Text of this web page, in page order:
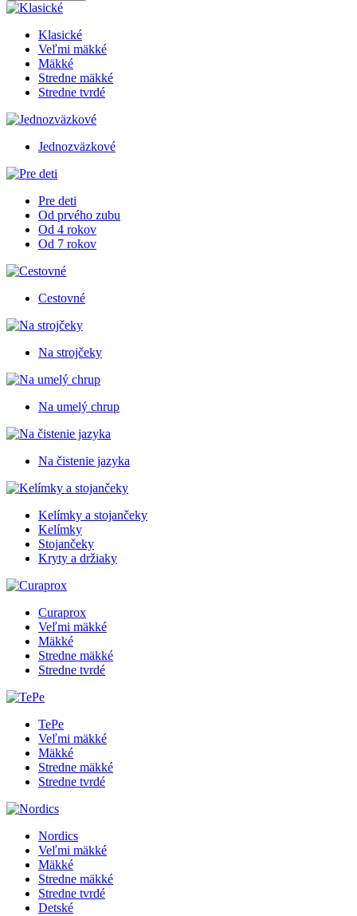
Klasické
Veľmi mäkké
Mäkké
Stredne mäkké
Stredne tvrdé
Jednozväzkové
Pre deti
Od prvého zubu
Od 4 rokov
Od 7 rokov
Cestovné
Na strojčeky
Na umelý chrup
Na čistenie jazyka
Kelímky a stojančeky
Kelímky
Stojančeky
Kryty a držiaky
Curaprox
Veľmi mäkké
Mäkké
Stredne mäkké
Stredne tvrdé
TePe
Veľmi mäkké
Mäkké
Stredne mäkké
Stredne tvrdé
Nordics
Veľmi mäkké
Mäkké
Stredne mäkké
Stredne tvrdé
Detské